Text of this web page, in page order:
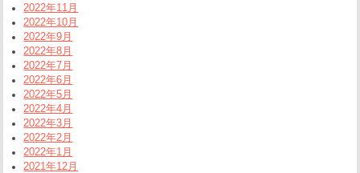
2022年11月
2022年10月
2022年9月
2022年8月
2022年7月
2022年6月
2022年5月
2022年4月
2022年3月
2022年2月
2022年1月
2021年12月